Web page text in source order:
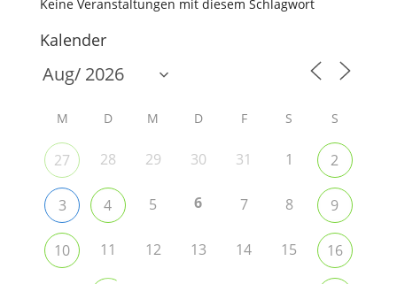
Keine Veranstaltungen mit diesem Schlagwort
Kalender
M D M D F S S
27 28 29 30 31 1 2
3 4 5 6 7 8 9
10 11 12 13 14 15 16